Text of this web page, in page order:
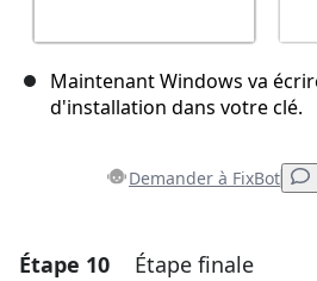
Maintenant Windows va
d'installation dans votre clé.
Demander à FixBot
Ajouter un
Étape 10 Étape finale